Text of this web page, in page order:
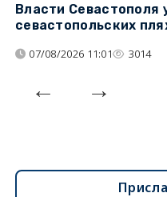
Власти Севастополя
севастопольских
07/08/2026 11:01 3014